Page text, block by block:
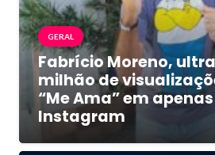
GERAL
Fabrício Moreno,
milhão de
“Me Ama” em
Instagram